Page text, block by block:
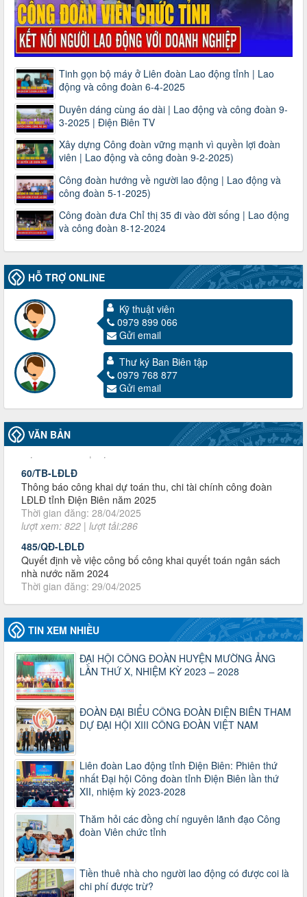
Tinh gọn bộ máy ở Liên đoàn Lao động tỉnh | Lao
động và công đoàn 6-4-2025
Duyên dáng cùng áo dài | Lao động và công đoàn 9-
3-2025 | Điện Biên TV
Xây dựng Công đoàn vững mạnh vì quyền lợi đoàn
viên | Lao động và công đoàn 9-2-2025)
Công đoàn hướng về người lao động | Lao động và
công đoàn 5-1-2025)
Công đoàn đưa Chỉ thị 35 đi vào đời sống | Lao động
và công đoàn 8-12-2024
HỖ TRỢ ONLINE
Kỹ thuật viên
0979 899 066
Gửi email
Thư ký Ban Biên tập
0979 768 877
Gửi email
VĂN BẢN
3716/TLD-TC
Công văn hướng dẫn công tác quả lý tài chính, tài sản công
đoàn khi đơn vị sát nhập, chấm dứt hoạt động
Thời gian đăng: 13/04/2025
lượt xem: 2006 | lượt tải:722
60/TB-LĐLĐ
Thông báo công khai dự toán thu, chi tài chính công đoàn
LĐLĐ tỉnh Điện Biên năm 2025
Thời gian đăng: 28/04/2025
lượt xem: 822 | lượt tải:286
485/QĐ-LĐLĐ
Quyết định về việc công bố công khai quyết toán ngân sách
nhà nước năm 2024
Thời gian đăng: 29/04/2025
lượt xem: 919 | lượt tải:257
2930/TLĐ-TC
Công văn số 2930/TLĐ-TC, ngày 31/12/2024 của Tổng
LĐLĐ Việt Nam về việc quy định tỷ lệ phân phối tự động
KPCĐ 2% qua tài khoản Công đoàn Việt Nam về các cấp
Công đoàn năm 2025
Thời gian đăng: 06/01/2025
lượt xem: 1067 | lượt tải:438
47-TTCĐ/BTGTU
Thông tin chuyên đề: Một số nôi dung về sắp xếp tổ chức bộ
máy của hệ thống chính trị tinh gọn, hoạt động hiệu lực, hiệu
quả
Thời gian đăng: 25/12/2024
lượt xem: 1226 | lượt tải:339
37/HD-TLĐ
Hướng dẫn Công đoàn với việc tổ chức và hoạt động của
Ban Thanh tra Nhân dân
Thời gian đăng: 27/12/2024
lượt xem: 4953 | lượt tải:1355
35/HD-TLĐ
Hướng dẫn thực hiện một số nội dung chi liên quan đến
công tác kiểm tra, giám sát tại Công đoàn cơ sở
Thời gian đăng: 27/12/2024
TIN XEM NHIỀU
ĐẠI HỘI CÔNG ĐOÀN HUYỆN MƯỜNG ẢNG
LẦN THỨ X, NHIỆM KỲ 2023 – 2028
ĐOÀN ĐẠI BIỂU CÔNG ĐOÀN ĐIỆN BIÊN THAM
DỰ ĐẠI HỘI XIII CÔNG ĐOÀN VIỆT NAM
Liên đoàn Lao động tỉnh Điện Biên: Phiên thứ
nhất Đại hội Công đoàn tỉnh Điện Biên lần thứ
XII, nhiệm kỳ 2023-2028
Thăm hỏi các đồng chí nguyên lãnh đạo Công
đoàn Viên chức tỉnh
Tiền thuê nhà cho người lao động có được coi là
chi phí được trừ?